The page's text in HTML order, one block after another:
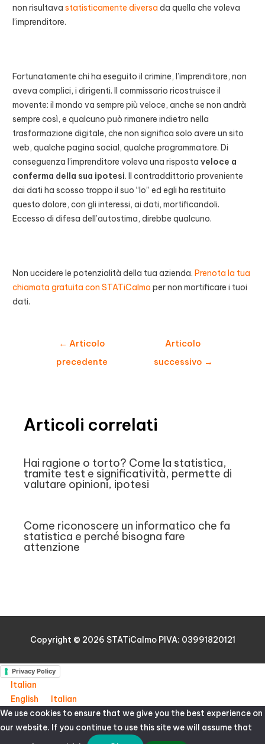
non risultavastatisticamente diversa da quella che voleva
l’imprenditore.
Fortunatamente chi ha eseguito il crimine, l’imprenditore, non
aveva complici, i dirigenti. Il commissario ricostruisce il
movente: il mondo va sempre più veloce, anche se non andrà
sempre così, e qualcuno può rimanere indietro nella
trasformazione digitale, che non significa solo avere un sito
web, qualche pagina social, qualche programmatore. Di
conseguenza l’imprenditore voleva una rispostaveloce a
conferma della sua ipotesi. Il contraddittorio proveniente
dai dati ha scosso troppo il suo “Io” ed egli ha restituito
questo dolore, con gli interessi, ai dati, mortificandoli.
Eccesso di difesa dell’autostima, direbbe qualcuno.
Non uccidere le potenzialità della tua azienda.Prenota la tua
chiamata gratuita con STATiCalmo per non mortificare i tuoi
dati.
Navigazione
← Articolo
precedente
Articolo
successivo →
Articoli correlati
Hai ragione o torto? Come la statistica,
tramite test e significatività, permette di
valutare opinioni, ipotesi
Come riconoscere un informatico che fa
statistica e perché bisogna fare
attenzione
Copyright © 2026 STATiCalmoPIVA: 03991820121
Privacy Policy
Italian
English
Italian
We use cookies to ensure that we give you the best experience on
our website. If you continue to use this site we will assume that